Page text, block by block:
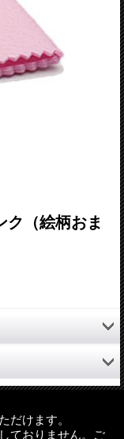
ク（絵柄おま
さしく守ります。
だけます。
ておりません。ご